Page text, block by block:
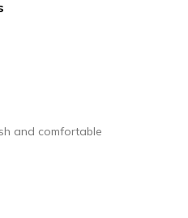
and comfortable